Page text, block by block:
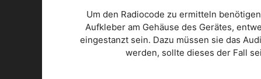
Um den Radiocode zu ermitteln
Aufkleber am Gehäuse des Gerätes,
eingestanzt sein. Dazu müssen sie das
werden, sollte dieses der Fall